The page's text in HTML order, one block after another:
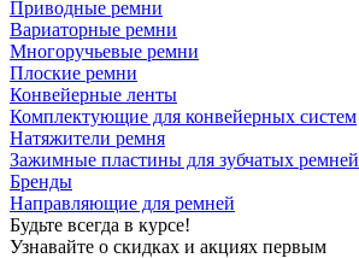
Приводные ремни
Вариаторные ремни
Многоручьевые ремни
Плоские ремни
Конвейерные ленты
Комплектующие для конвейерных систем
Натяжители ремня
Зажимные пластины для зубчатых ремней
Бренды
Направляющие для ремней
Будьте всегда в курсе!
Узнавайте о скидках и акциях первым